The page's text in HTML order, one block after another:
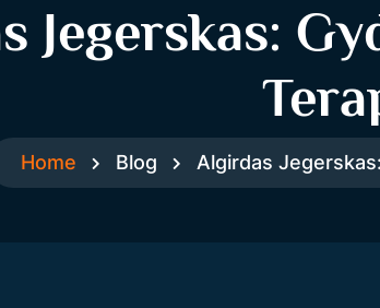
Jegerskas:
Home Blog Algirdas